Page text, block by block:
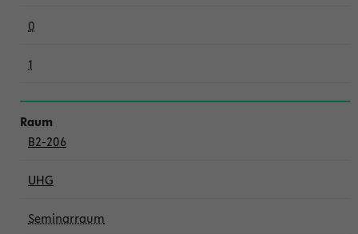
0
1
B2-206
UHG
Seminarraum